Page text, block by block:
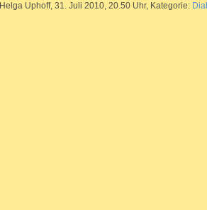
Helga Uphoff, 31. Juli 2010, 20.50 Uhr, Kategorie: